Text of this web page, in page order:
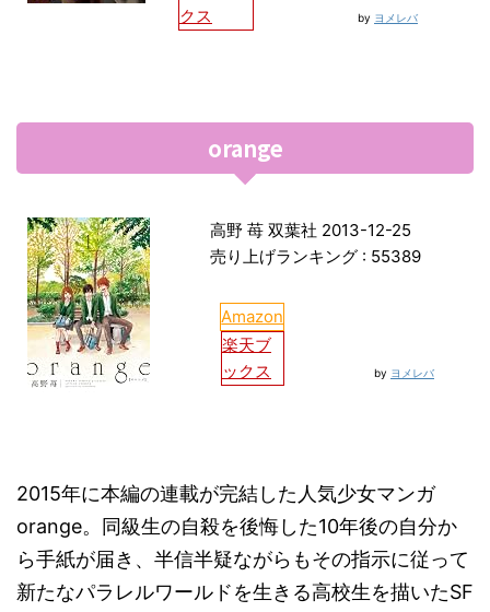
クス
by ヨメレバ
orange
高野 苺 双葉社 2013-12-25
売り上げランキング : 55389
Amazon
楽天ブ
ックス
by ヨメレバ
2015年に本編の連載が完結した人気少女マンガ
orange。同級生の自殺を後悔した10年後の自分か
ら手紙が届き、半信半疑ながらもその指示に従って
新たなパラレルワールドを生きる高校生を描いたSF